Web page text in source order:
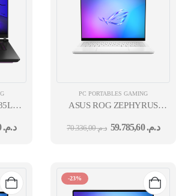
ULTRA 9-
W11H BLACK 24M
د.م.37.956,80
PC PORTABLES GAMING
ASUS ROG ZEPHYRUS
X11 5090 24GB GDDR7 W11H
د.م.70.336,00 د.م.59.785,60
-23%